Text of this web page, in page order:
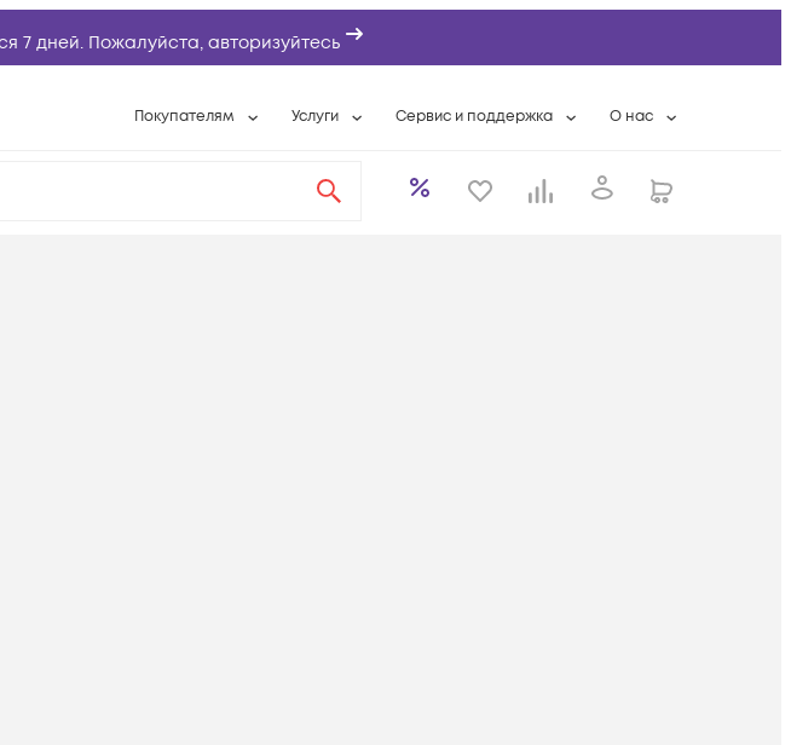
7 дней. Пожалуйста, авторизуйтесь
Покупателям Услуги
Расширенная гарантия
Сервис и поддержка
Разовые выездные работы
О нас
Контактная